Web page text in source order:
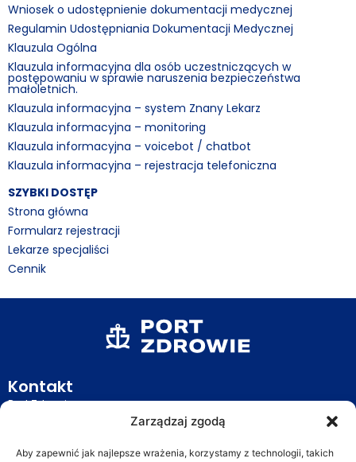
Zarządzaj zgodą
Aby zapewnić jak najlepsze wrażenia, korzystamy z technologii, takich
Wniosek o udostępnienie dokumentacji medycznej
Regulamin Udostępniania Dokumentacji Medycznej
Klauzula Ogólna
Klauzula informacyjna dla osób uczestniczących w
postępowaniu w sprawie naruszenia bezpieczeństwa
małoletnich.
Klauzula informacyjna – system Znany Lekarz
Klauzula informacyjna – monitoring
Klauzula informacyjna – voicebot / chatbot
Klauzula informacyjna – rejestracja telefoniczna
SZYBKI DOSTĘP
Strona główna
Formularz rejestracji
Lekarze specjaliści
Cennik
Kontakt
Port Zdrowie
70-772 Szczecin